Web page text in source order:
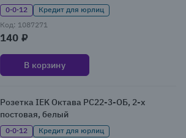
0·0·12
Кредит для юрлиц
Код: 1087271
140 ₽
В корзину
Розетка IEK Октава РС22-3-ОБ, 2-х
постовая, белый
0·0·12
Кредит для юрлиц